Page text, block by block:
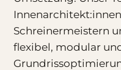
Schreinermeistern
flexibel, modular